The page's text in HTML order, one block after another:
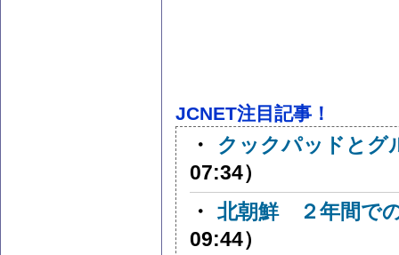
JCNET注目記事！
・
クックパッドとグ
07:34）
・ 北朝鮮 ２年間で
09:44）